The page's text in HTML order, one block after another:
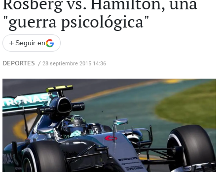
Rosberg vs. Hamilton, una
"guerra psicológica"
+ Seguir en
DEPORTES / 28 septiembre 2015 14:36